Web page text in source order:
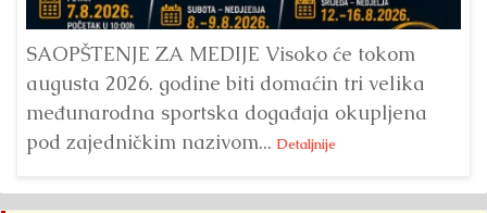
SAOPŠTENJE ZA MEDIJE Visoko će tokom
augusta 2026. godine biti domaćin tri velika
međunarodna sportska događaja okupljena
pod zajedničkim nazivom... Detaljnije